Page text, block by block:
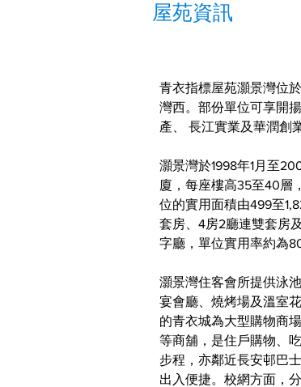
屋苑資訊
青衣指標屋苑灝景灣位
灣西。部份單位可享開
產、 長江實業及華潤創
灝景灣於1998年1月至
廈，每座樓高35至40層
位的實用面積由499至
套房、4房2廳連雙套房
字廳，單位實用率約為
灝景灣住客會所提供泳
宴會廳、燒烤場及溫室
的青衣城為大型購物商
等商舖，是住戶購物、
步程，亦鄰近長安邨巴
出入便捷。校網方面，